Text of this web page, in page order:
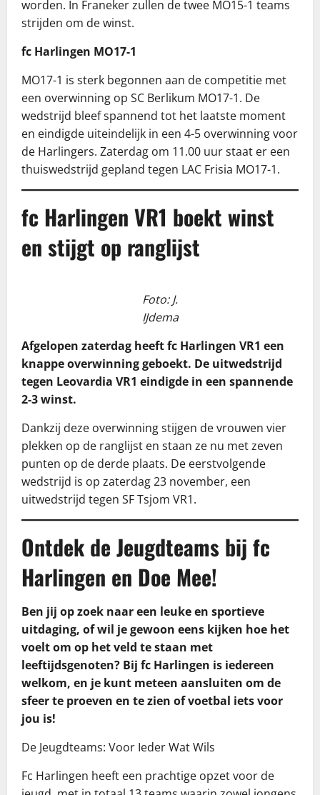
worden. In Franeker zullen de twee MO15-1 teams
strijden om de winst.
fc Harlingen MO17-1
MO17-1 is sterk begonnen aan de competitie met
een overwinning op SC Berlikum MO17-1. De
wedstrijd bleef spannend tot het laatste moment
en eindigde uiteindelijk in een 4-5 overwinning voor
de Harlingers. Zaterdag om 11.00 uur staat er een
thuiswedstrijd gepland tegen LAC Frisia MO17-1.
fc Harlingen VR1 boekt winst
en stijgt op ranglijst
Foto: J.
IJdema
Afgelopen zaterdag heeft fc Harlingen VR1 een
knappe overwinning geboekt. De uitwedstrijd
tegen Leovardia VR1 eindigde in een spannende
2-3 winst.
Dankzij deze overwinning stijgen de vrouwen vier
plekken op de ranglijst en staan ze nu met zeven
punten op de derde plaats. De eerstvolgende
wedstrijd is op zaterdag 23 november, een
uitwedstrijd tegen SF Tsjom VR1.
Ontdek de Jeugdteams bij fc
Harlingen en Doe Mee!
Ben jij op zoek naar een leuke en sportieve
uitdaging, of wil je gewoon eens kijken hoe het
voelt om op het veld te staan met
leeftijdsgenoten? Bij fc Harlingen is iedereen
welkom, en je kunt meteen aansluiten om de
sfeer te proeven en te zien of voetbal iets voor
jou is!
De Jeugdteams: Voor Ieder Wat Wils
Fc Harlingen heeft een prachtige opzet voor de